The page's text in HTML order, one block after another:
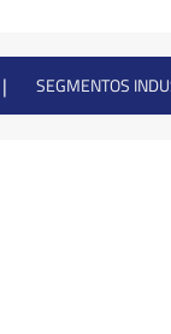
| SEGMENTOS